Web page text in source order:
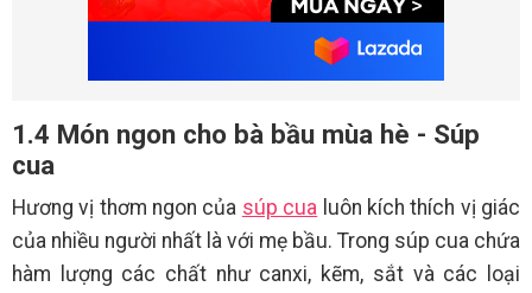
1.4 Món ngon cho bà bầu mùa hè - Súp
cua
Hương vị thơm ngon của súp cua luôn kích thích vị giác
của nhiều người nhất là với mẹ bầu. Trong súp cua chứa
hàm lượng các chất như canxi, kẽm, sắt và các loại